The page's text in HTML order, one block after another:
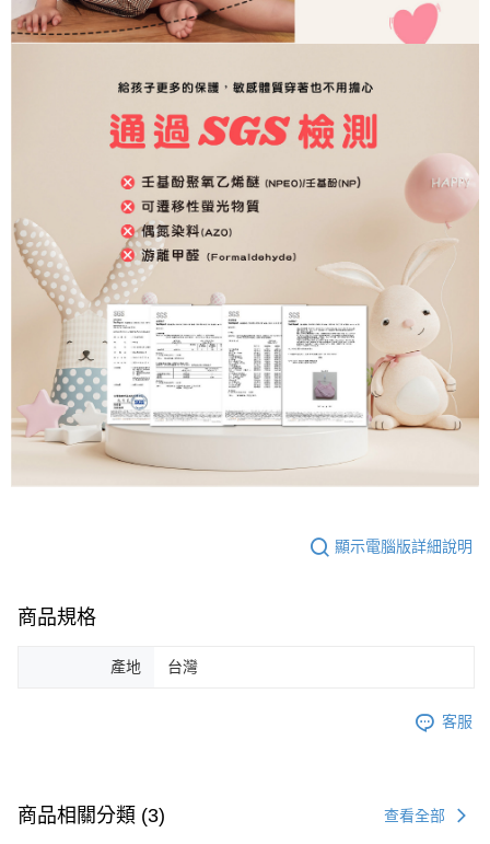
顯示電腦版詳細說明
商品規格
產地 台灣
客服
商品相關分類 (3) 查看全部